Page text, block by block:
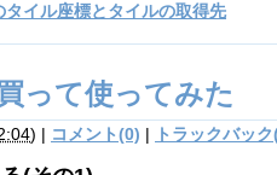
イル座標とタイルの取得先
って使ってみた
) | コメント(0) | トラックバッ